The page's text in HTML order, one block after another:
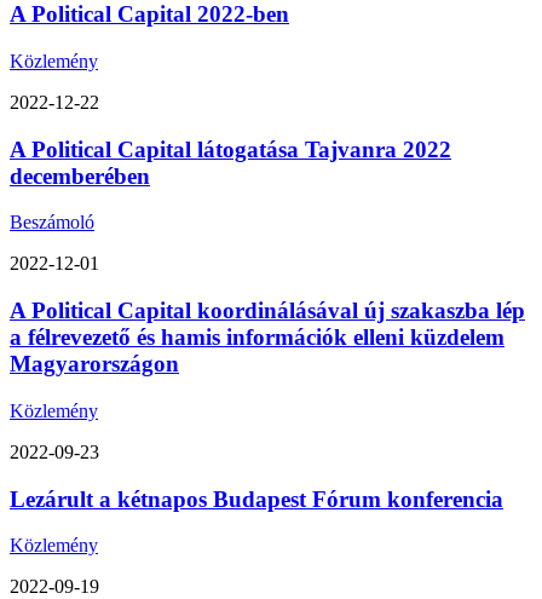
A Political Capital 2022-ben
Közlemény
2022-12-22
A Political Capital látogatása Tajvanra 2022
decemberében
Beszámoló
2022-12-01
A Political Capital koordinálásával új szakaszba lép
a félrevezető és hamis információk elleni küzdelem
Magyarországon
Közlemény
2022-09-23
Lezárult a kétnapos Budapest Fórum konferencia
Közlemény
2022-09-19